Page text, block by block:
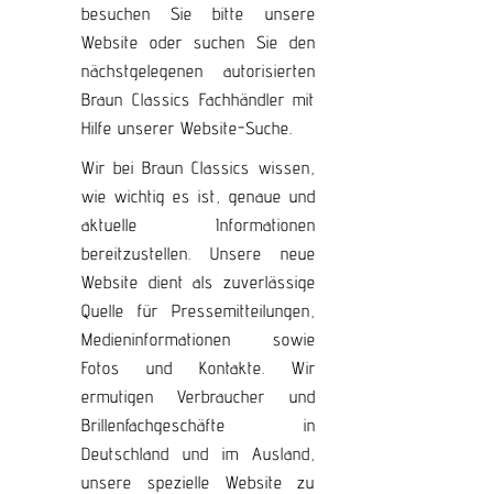
besuchen Sie bitte unsere
Website oder suchen Sie den
nächstgelegenen autorisierten
Braun Classics Fachhändler mit
Hilfe unserer Website-Suche.
Wir bei Braun Classics wissen,
wie wichtig es ist, genaue und
aktuelle Informationen
bereitzustellen. Unsere neue
Website dient als zuverlässige
Quelle für Pressemitteilungen,
Medieninformationen sowie
Fotos und Kontakte. Wir
ermutigen Verbraucher und
Brillenfachgeschäfte in
Deutschland und im Ausland,
unsere spezielle Website zu